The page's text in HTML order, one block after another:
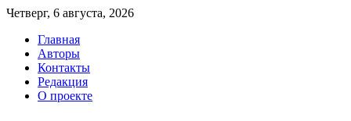
Четверг, 6 августа, 2026
Главная
Авторы
Контакты
Редакция
О проекте